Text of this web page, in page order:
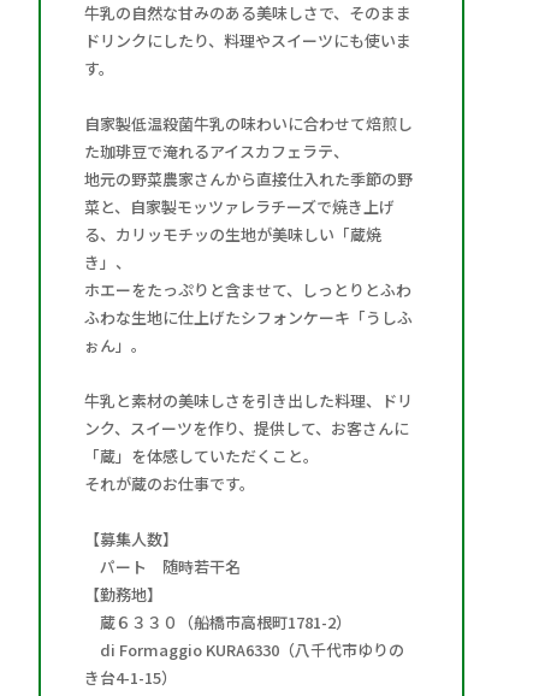
牛乳の自然な甘みのある美味しさで、そのまま
ドリンクにしたり、料理やスイーツにも使いま
す。
自家製低温殺菌牛乳の味わいに合わせて焙煎し
た珈琲豆で淹れるアイスカフェラテ、
地元の野菜農家さんから直接仕入れた季節の野
菜と、自家製モッツァレラチーズで焼き上げ
る、カリッモチッの生地が美味しい「蔵焼
き」、
ホエーをたっぷりと含ませて、しっとりとふわ
ふわな生地に仕上げたシフォンケーキ「うしふ
ぉん」。
牛乳と素材の美味しさを引き出した料理、ドリ
ンク、スイーツを作り、提供して、お客さんに
「蔵」を体感していただくこと。
それが蔵のお仕事です。
【募集人数】
パート 随時若干名
【勤務地】
蔵６３３０（船橋市高根町1781-2）
di Formaggio KURA6330（八千代市ゆりの
き台4-1-15）